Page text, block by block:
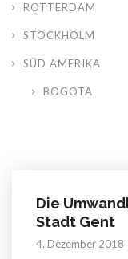
ROTTERDAM
STOCKHOLM
SÜD AMERIKA
BOGOTA
Die
Stadt Gent
4. Dezember 2018